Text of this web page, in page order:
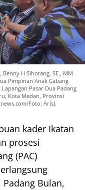
H Sihotang, SE., MM
Pimpinan Anak Cabang
Pasar Dua Padang
Kota Medan, Provinsi
Foto: Aris).
kader Ikatan
prosesi
(PAC)
Bulan,